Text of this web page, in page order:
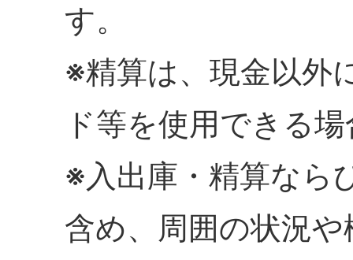
す。
※精算は、現金以外
ド等を使用できる
※入出庫・精算なら
含め、周囲の状況